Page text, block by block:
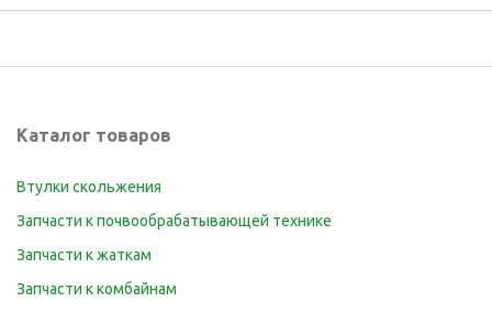
Каталог товаров
Втулки скольжения
Запчасти к почвообрабатывающей технике
Запчасти к жаткам
Запчасти к комбайнам